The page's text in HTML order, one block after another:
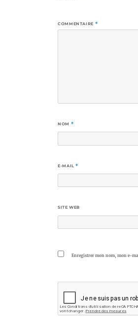
COMMENTAIRE *
NOM *
E-MAIL*
SITE WEB
Enregistrer mon nom, mon e-